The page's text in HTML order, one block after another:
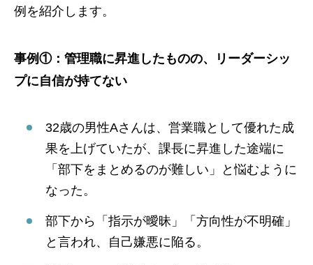
例を紹介します。
事例①：管理職に昇進したものの、リーダーシッ
プに自信が持てない
32歳の男性Aさんは、営業職として優れた成
果を上げていたが、課長に昇進した途端に
「部下をまとめるのが難しい」と悩むように
なった。
部下から「指示が曖昧」「方向性が不明確」
と言われ、自己嫌悪に陥る。